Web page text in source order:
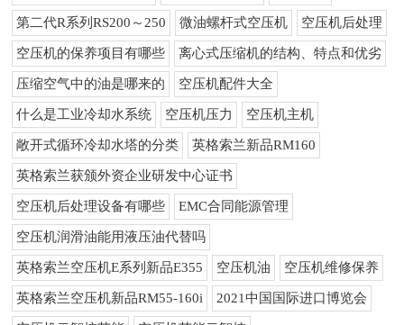
第二代R系列RS200～250 微油螺杆式空压机 空压机后处理
空压机的保养项目有哪些 离心式压缩机的结构、特点和优劣
压缩空气中的油是哪来的 空压机配件大全
什么是工业冷却水系统 空压机压力 空压机主机
敞开式循环冷却水塔的分类 英格索兰新品RM160
英格索兰获颁外资企业研发中心证书
空压机后处理设备有哪些 EMC合同能源管理
空压机润滑油能用液压油代替吗
英格索兰空压机E系列新品E355 空压机油 空压机维修保养
英格索兰空压机新品RM55-160i 2021中国国际进口博览会